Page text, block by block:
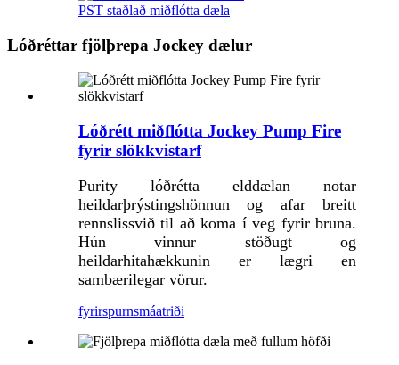
PST staðlað miðflótta dæla
Lóðréttar fjölþrepa Jockey dælur
Lóðrétt miðflótta Jockey Pump Fire
fyrir slökkvistarf
Purity lóðrétta elddælan notar
heildarþrýstingshönnun og afar breitt
rennslissvið til að koma í veg fyrir bruna.
Hún vinnur stöðugt og
heildarhitahækkunin er lægri en
sambærilegar vörur.
fyrirspurnsmáatriði